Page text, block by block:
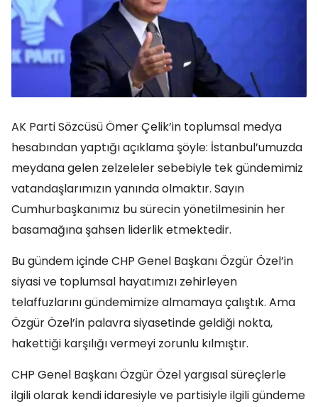
AK Parti Sözcüsü Ömer Çelik’in toplumsal medya
hesabından yaptığı açıklama şöyle: İstanbul’umuzda
meydana gelen zelzeleler sebebiyle tek gündemimiz
vatandaşlarımızın yanında olmaktır. Sayın
Cumhurbaşkanımız bu sürecin yönetilmesinin her
basamağına şahsen liderlik etmektedir.
Bu gündem içinde CHP Genel Başkanı Özgür Özel’in
siyasi ve toplumsal hayatımızı zehirleyen
telaffuzlarını gündemimize almamaya çalıştık. Ama
Özgür Özel’in palavra siyasetinde geldiği nokta,
hakettiği karşılığı vermeyi zorunlu kılmıştır.
CHP Genel Başkanı Özgür Özel yargısal süreçlerle
ilgili olarak kendi idaresiyle ve partisiyle ilgili gündeme